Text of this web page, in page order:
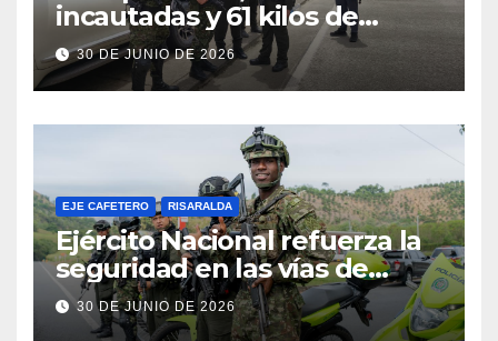
incautadas y 61 kilos de
explosivos decomisados: el
balance del Batallón San
Mateo en Risaralda
30 DE JUNIO DE 2026
EJE CAFETERO RISARALDA
Ejército Nacional refuerza la
seguridad en las vías de
Risaralda durante la
temporada de vacaciones
30 DE JUNIO DE 2026